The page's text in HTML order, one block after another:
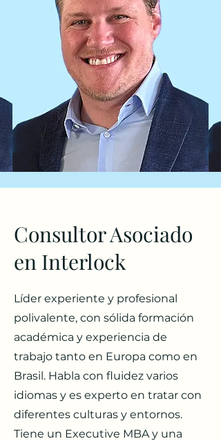
Consultor Asociado
en Interlock
Líder experiente y profesional
polivalente, con sólida formación
académica y experiencia de
trabajo tanto en Europa como en
Brasil. Habla con fluidez varios
idiomas y es experto en tratar con
diferentes culturas y entornos.
Tiene un Executive MBA y una